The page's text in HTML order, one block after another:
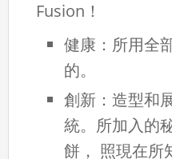
Fusion！
健康：所用全
的。
創新：造型和
統。所加入的
餅， 照現在所